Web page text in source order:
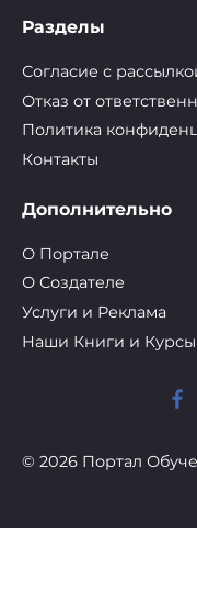
Разделы
Согласие с
Отказ от
Политика
Контакты
Дополнительно
О Портале
О Cоздателе
Услуги и Реклама
Наши Книги и Курсы
© 2026 Портал